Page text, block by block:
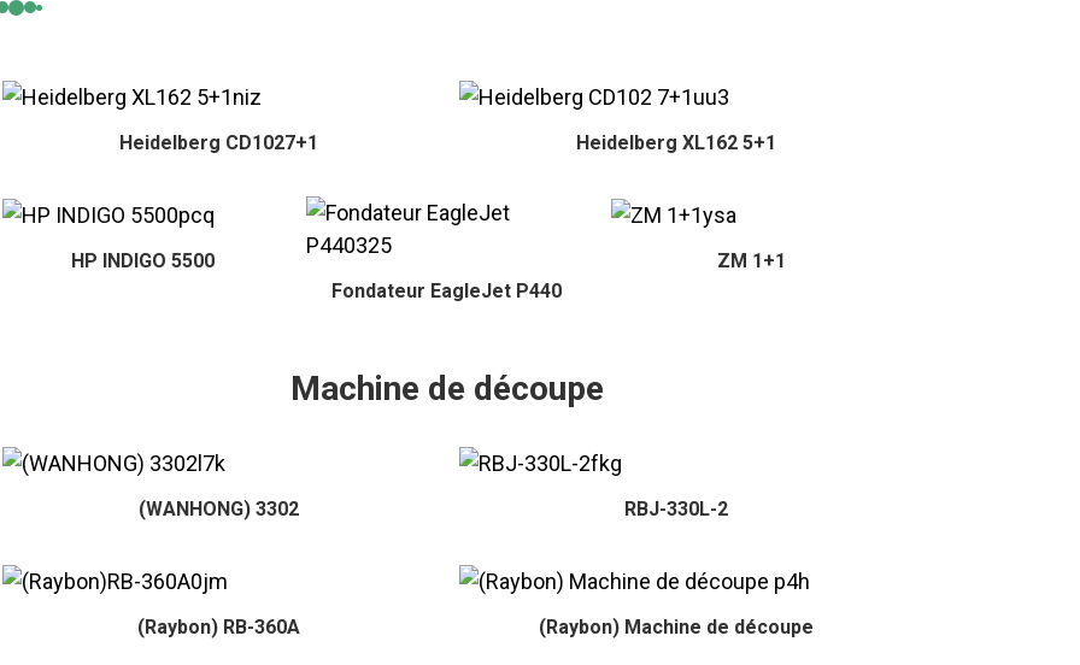
Heidelberg CD1027+1 Heidelberg XL162 5+1
HP INDIGO 5500
Fondateur EagleJet P440
ZM 1+1
Machine de découpe
(WANHONG) 3302 RBJ-330L-2
(Raybon) RB-360A (Raybon) Machine de découpe